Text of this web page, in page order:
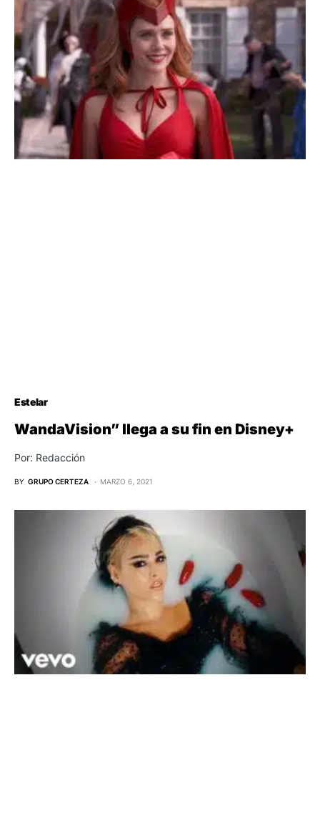
Estelar
WandaVision” llega a su fin en Disney+
Por: Redacción
BY GRUPO CERTEZA MARZO 6, 2021